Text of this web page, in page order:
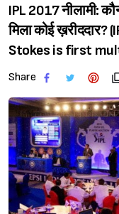
IPL 2017 नीलामी:
मिला कोई
Stokes is first
Share